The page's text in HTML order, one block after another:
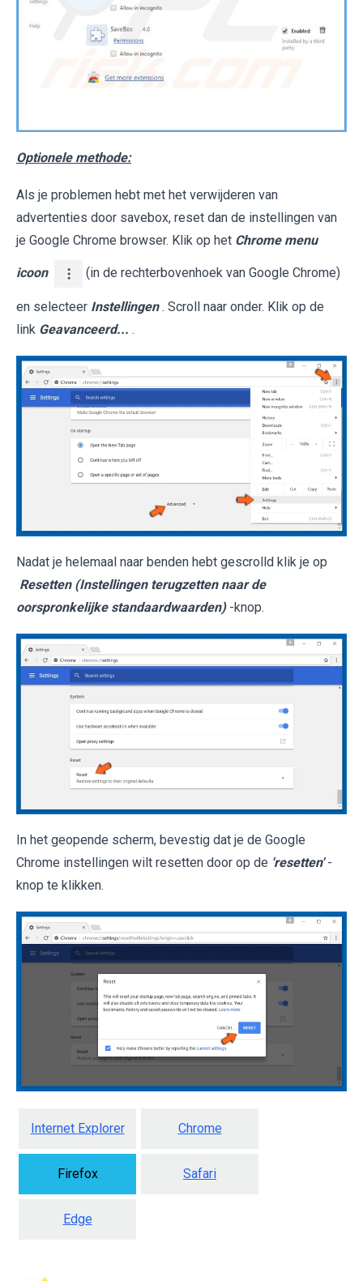
Optionele methode:
Als je problemen hebt met het verwijderen van
advertenties door savebox, reset dan de instellingen van
je Google Chrome browser. Klik op het Chrome menu
icoon (in de rechterbovenhoek van Google Chrome)
en selecteer Instellingen . Scroll naar onder. Klik op de
link Geavanceerd... .
Nadat je helemaal naar benden hebt gescrolld klik je op
Resetten (Instellingen terugzetten naar de
oorspronkelijke standaardwaarden) -knop.
In het geopende scherm, bevestig dat je de Google
Chrome instellingen wilt resetten door op de 'resetten' -
knop te klikken.
Internet Explorer Chrome
Firefox Safari
Edge